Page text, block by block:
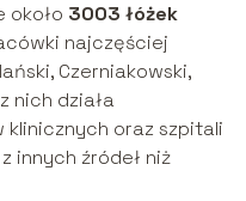
około 3003 łóżek
najczęściej
Czerniakowski,
nich działa
oraz szpitali
innych źródeł niż